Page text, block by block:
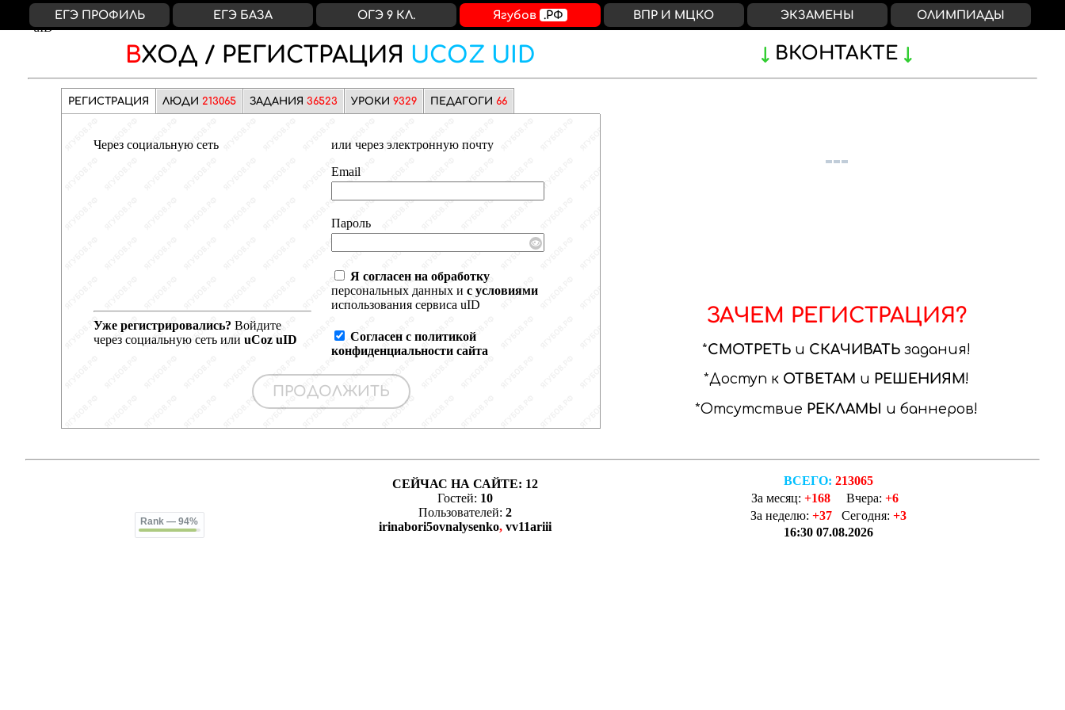
ВХОД / РЕГИСТРАЦИЯ UCOZ UID ВКОНТАКТЕ
РЕГИСТРАЦИЯ ЛЮДИ 213065 ЗАДАНИЯ 36523 УРОКИ 9329 ПЕДАГОГИ 66
Через социальную сеть
ВКонтакте
Яндекс
Google
Facebook
uCoz
uID
Уже регистрировались? Войдите
через социальную сеть или uCoz uID
или через электронную почту
Email
Пароль
Я согласен на обработку
персональных данных и с условиями
использования сервиса uID
Согласен с политикой
конфиденциальности сайта
ЗАЧЕМ РЕГИСТРАЦИЯ?
СМОТРЕТЬ и СКАЧИВАТЬ задания
Доступ к ОТВЕТАМ и РЕШЕНИЯМ
Отсутствие РЕКЛАМЫ и баннеров
ЕГЭ ПРОФИЛЬ ЕГЭ БАЗА ОГЭ 9 КЛ. Ягубов .РФ ВПР И МЦКО ЭКЗАМЕНЫ ОЛИМПИАДЫ
Rank — 94%
СЕЙЧАС НА САЙТЕ: 12
Гостей: 10
Пользователей: 2
irinabori5ovnalysenko, vv11ariii
ВСЕГО: 213065
За месяц: +168 Вчера: +6
За неделю: +37 Сегодня: +3
16:30 07.08.2026